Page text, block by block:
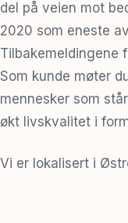
del på veien mot
2020 som eneste
Tilbakemeldingene
Som kunde møter
mennesker som
økt livskvalitet i
Vi er lokalisert i